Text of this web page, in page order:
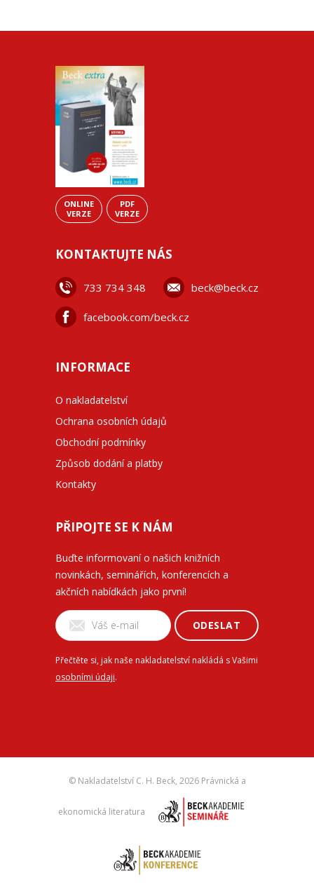
ONLINE
VERZE
PDF
VERZE
KONTAKTUJTE NÁS
733 734 348 beck@beck.cz
facebook.com/beck.cz
INFORMACE
O nakladatelství
Ochrana osobních údajů
Obchodní podmínky
Způsob dodání a platby
Kontakty
PŘIPOJTE SE K NÁM
Buďte informovaní o našich knižních
novinkách, seminářích, konferencích a
akčních nabídkách jako první!
ODESLAT
Přečtěte si, jak naše nakladatelství nakládá s Vašimi
osobními údaji.
© Nakladatelství C. H. Beck, 2026 Právnická a
ekonomická literatura